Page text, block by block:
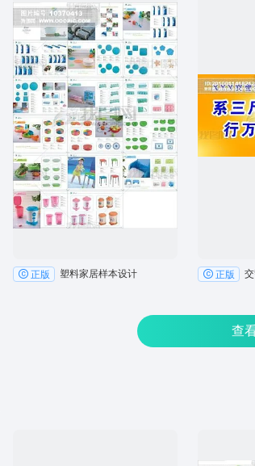
正版 塑料家居样本设计 正版
查